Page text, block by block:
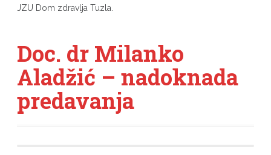
JZU Dom zdravlja Tuzla.
Doc. dr Milanko
Aladžić – nadoknada
predavanja